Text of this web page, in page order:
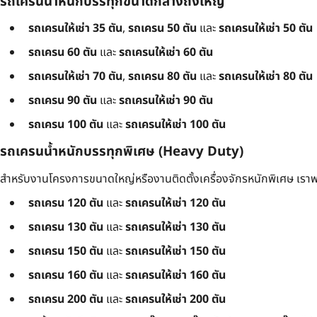
รถเครนให้เช่า 35 ตัน, รถเครน 50 ตัน และรถเครนให้เช่า 50 ตัน
รถเครน 60 ตัน และรถเครนให้เช่า 60 ตัน
รถเครนให้เช่า 70 ตัน, รถเครน 80 ตัน และรถเครนให้เช่า 80 ตัน
รถเครน 90 ตัน และรถเครนให้เช่า 90 ตัน
รถเครน 100 ตัน และรถเครนให้เช่า 100 ตัน
รถเครนน้ำหนักบรรทุกพิเศษ (Heavy Duty)
สำหรับงานโครงการขนาดใหญ่หรืองานติดตั้งเครื่องจักรหนักพิเศษ เรา
รถเครน 120 ตัน และรถเครนให้เช่า 120 ตัน
รถเครน 130 ตัน และรถเครนให้เช่า 130 ตัน
รถเครน 150 ตัน และรถเครนให้เช่า 150 ตัน
รถเครน 160 ตัน และรถเครนให้เช่า 160 ตัน
รถเครน 200 ตัน และรถเครนให้เช่า 200 ตัน